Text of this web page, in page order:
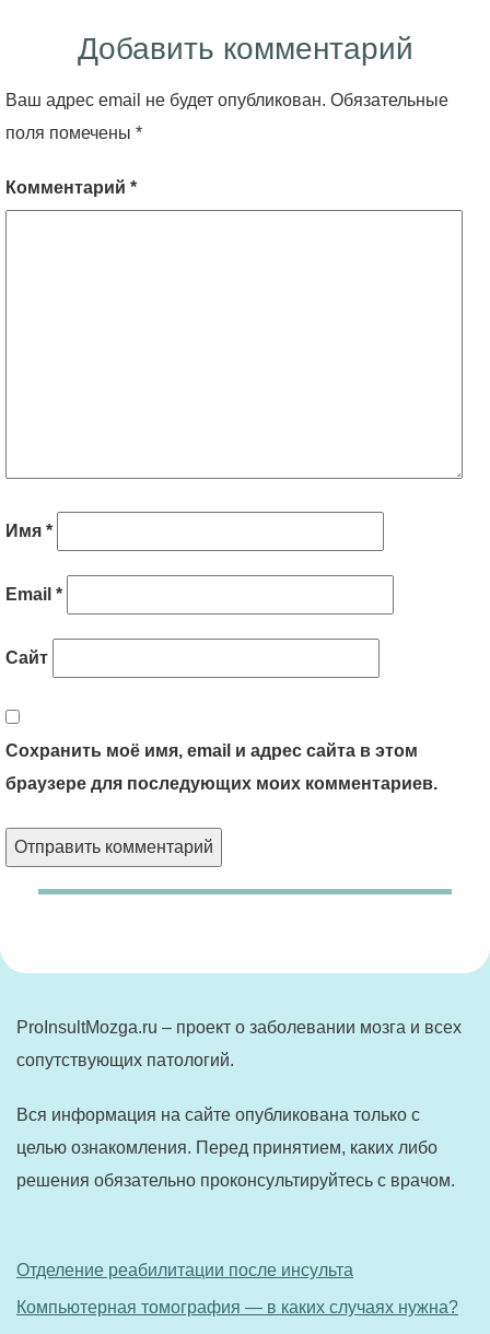
Добавить комментарий
Ваш адрес email не будет опубликован. Обязательные
поля помечены *
Комментарий *
Имя *
Email *
Сайт
Сохранить моё имя, email и адрес сайта в этом
браузере для последующих моих комментариев.
ProInsultMozga.ru – проект о заболевании мозга и всех
сопутствующих патологий.
Вся информация на сайте опубликована только с
целью ознакомления. Перед принятием, каких либо
решения обязательно проконсультируйтесь с врачом.
Отделение реабилитации после инсульта
Компьютерная томография — в каких случаях нужна?